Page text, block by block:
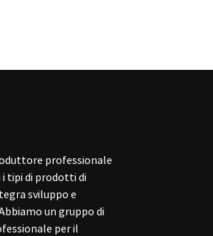
professionale
tipi di prodotti di
sviluppo e
un gruppo di
per il